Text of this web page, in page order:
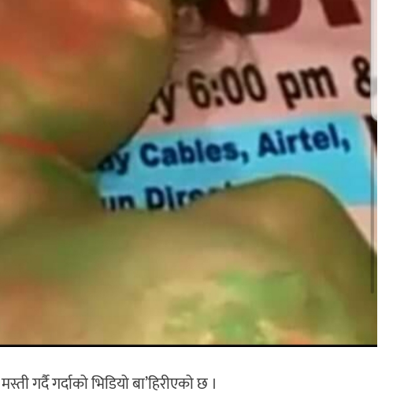
गर्दै गर्दाको भिडियो बा’हिरीएको छ ।